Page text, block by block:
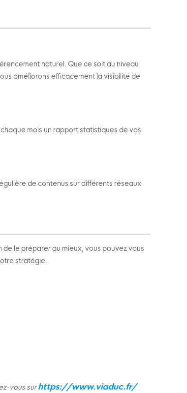
naturel. Que ce soit au niveau
améliorons efficacement la visibilité de
mois un rapport statistiques de vos
de contenus sur différents réseaux
le préparer au mieux, vous pouvez vous
stratégie.
vous surhttps://www.viaduc.fr/